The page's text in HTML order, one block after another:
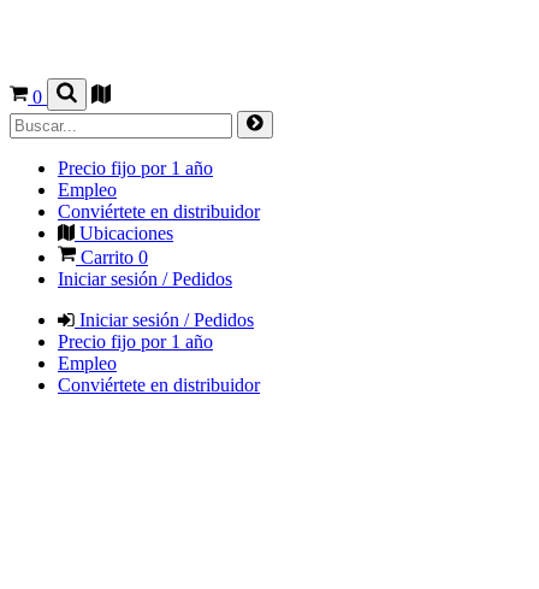
0
Precio fijo por 1 año
Empleo
Conviértete en distribuidor
Ubicaciones
Carrito 0
Iniciar sesión / Pedidos
Iniciar sesión / Pedidos
Precio fijo por 1 año
Empleo
Conviértete en distribuidor